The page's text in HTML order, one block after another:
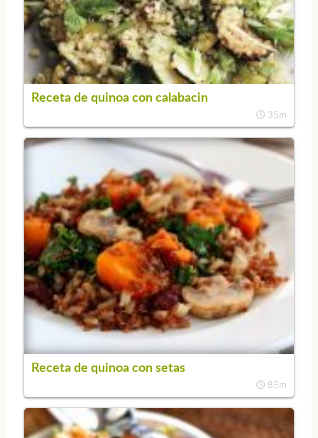
Receta de quinoa con calabacin
35m
Receta de quinoa con setas
85m